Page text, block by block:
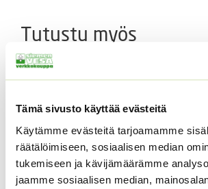
Tämä sivusto käyttää evästeitä
Käytämme evästeitä tarjoamamme
räätälöimiseen, sosiaalisen median
tukemiseen ja kävijämäärämme
jaamme sosiaalisen median,
Tutustu myös